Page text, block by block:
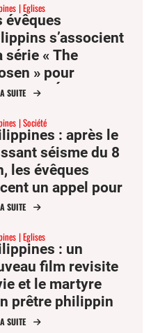
Eglises
évêques
s’associent
série « The
» pour
l’Évangile
SUITE
Société
: après le
séisme du 8
les évêques
un appel pour
SUITE
Eglises
: un
film revisite
et le martyre
prêtre philippin
l’an 2000 à
SUITE